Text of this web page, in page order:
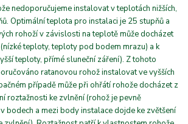
nedoporučujeme instalovat v teplotách nižších,
Optimální teplota pro instalaci je 25 stupňů a
rohoží v závislosti na teplotě může docházet
teploty, teploty pod bodem mrazu) a k
teploty, přímé sluneční záření). Z tohoto
ratanovou rohož instalovat ve vyšších
případě může při ohřátí rohože docházet z
roztažnosti ke zvlnění (rohož je pevně
bodech a mezi body instalace dojde ke zvětšení